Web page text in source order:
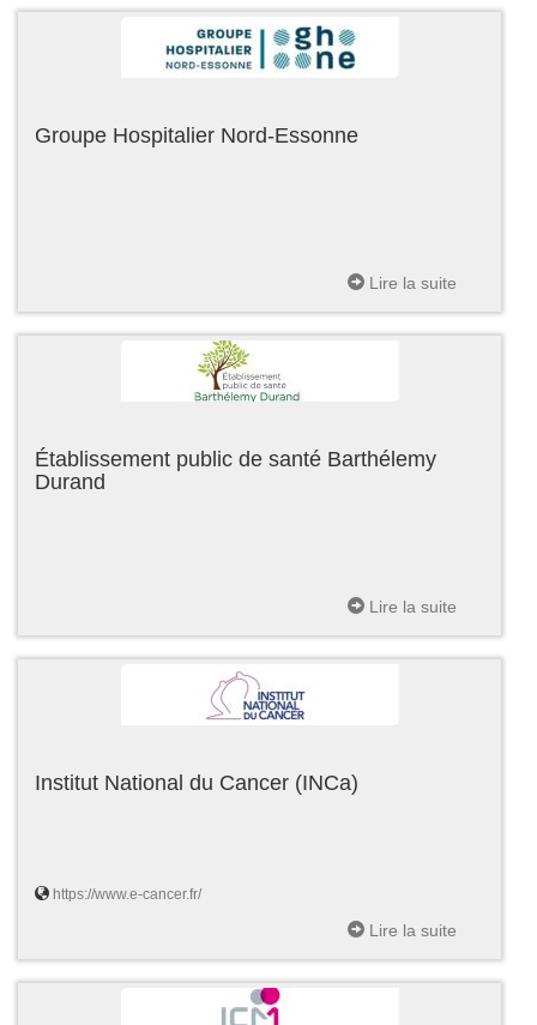
Groupe Hospitalier Nord-Essonne
Lire la suite
Établissement public de santé Barthélemy
Durand
Lire la suite
Institut National du Cancer (INCa)
https://www.e-cancer.fr/
Lire la suite